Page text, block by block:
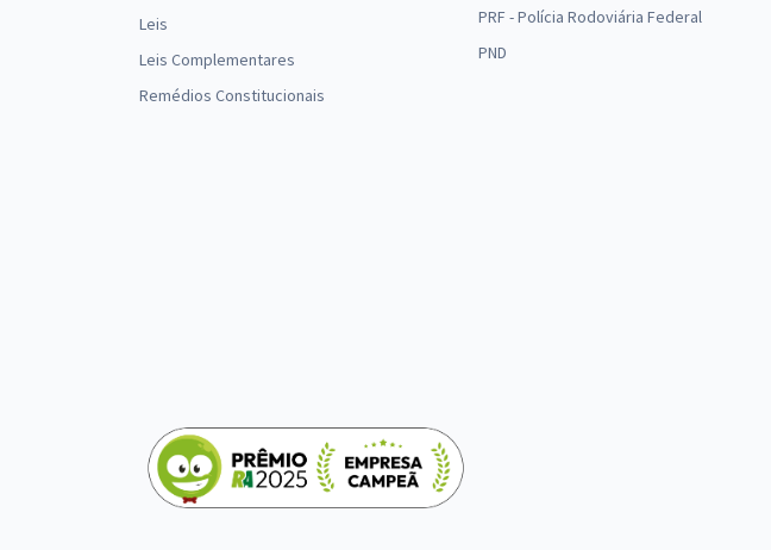
Leis
Leis Complementares
Remédios Constitucionais
PRF - Polícia Rodoviária Federal
PND